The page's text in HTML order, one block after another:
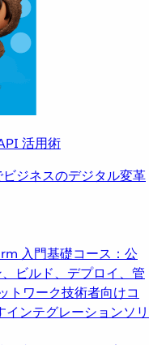
活用術
ジネスのデジタル変革
入門基礎コース：公
ビルド、デプロイ、管
トワーク技術者向けコ
ンテグレーションソリ